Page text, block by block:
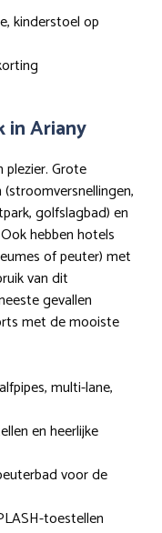
kinderstoel op
in Ariany
Grote
golfslagbad) en
hebben hotels
of peuter) met
van dit
gevallen
met de mooiste
multi-lane,
en heerlijke
voor de
toestellen